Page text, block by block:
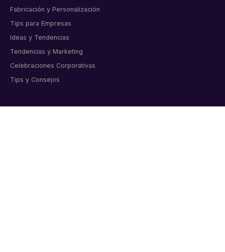
Fabricación y Personalización
Tips para Empresas
Ideas y Tendencias
Tendencias y Marketing
Celebraciones Corporativas
Tips y Consejos